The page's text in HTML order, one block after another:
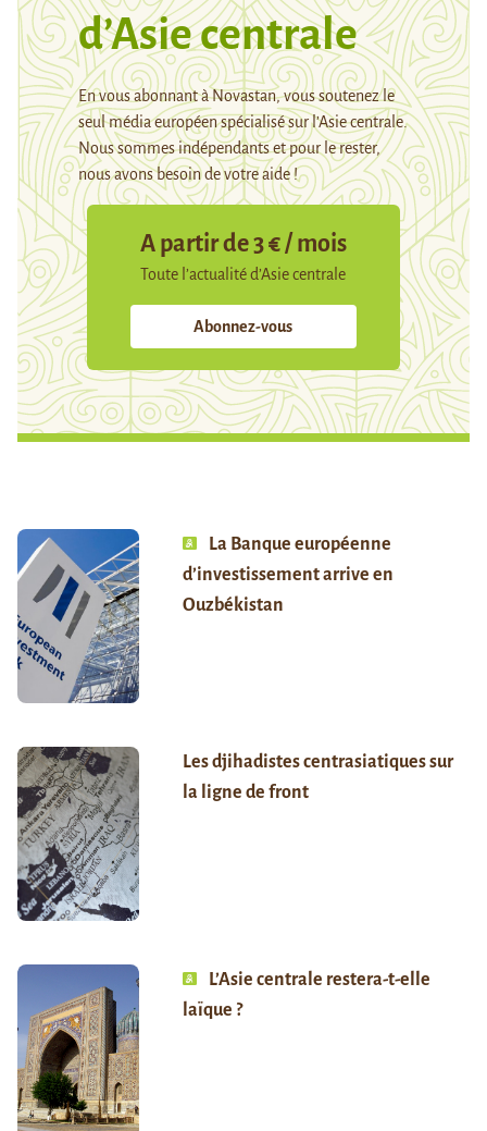
d’Asie centrale
En vous abonnant à Novastan, vous soutenez le
seul média européen spécialisé sur l’Asie centrale.
Nous sommes indépendants et pour le rester,
nous avons besoin de votre aide !
A partir de 3 € / mois
Toute l’actualité d’Asie centrale
Abonnez-vous
La Banque européenne
d’investissement arrive en
Ouzbékistan
Les djihadistes centrasiatiques sur
la ligne de front
L’Asie centrale restera-t-elle
laïque ?